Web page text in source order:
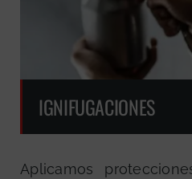
IGNIFUGACIONES
Aplicamos